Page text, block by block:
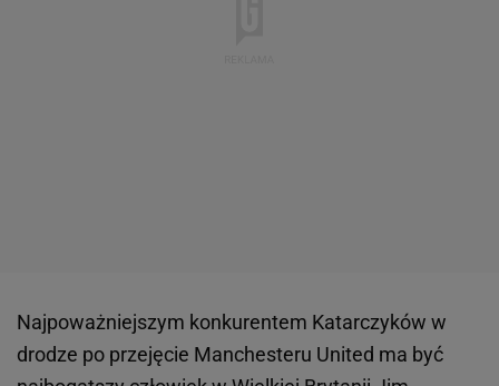
Najpoważniejszym konkurentem Katarczyków w
drodze po przejęcie Manchesteru United ma być